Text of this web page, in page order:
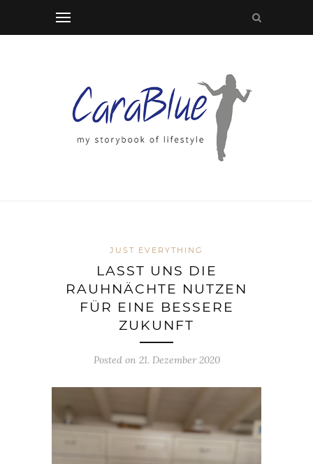
JUST EVERYTHING
LASST UNS DIE
RAUHNÄCHTE NUTZEN
FÜR EINE BESSERE
ZUKUNFT
Posted on 21. Dezember 2020